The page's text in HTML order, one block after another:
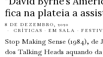
fica na plateia a
8 DE DEZEMBRO, 2020
CRÍTICAS · EM SALA ·
Stop Making Sense (1984), de
dos Talking Heads aquando